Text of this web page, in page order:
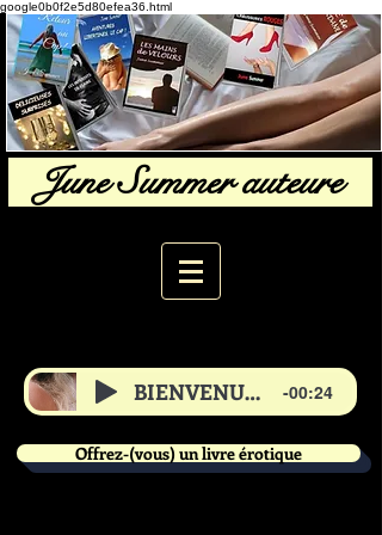
google0b0f2e5d80efea36.html
June Summer auteure
BIENVENUE de June -00:24
Offrez-(vous) un livre érotique